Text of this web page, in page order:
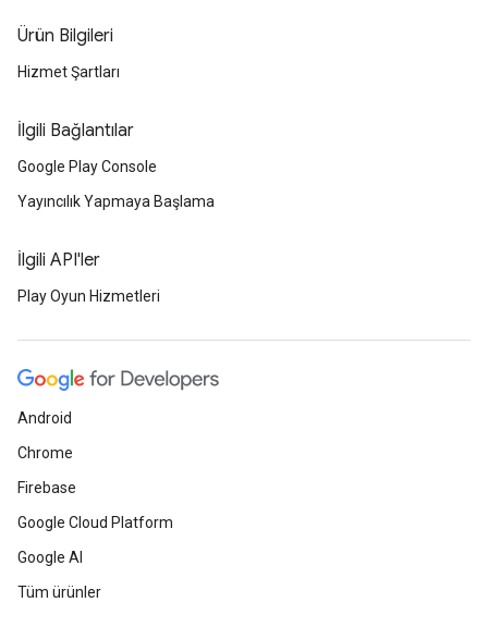
Ürün Bilgileri
Hizmet Şartları
İlgili Bağlantılar
Google Play Console
Yayıncılık Yapmaya Başlama
İlgili API'ler
Play Oyun Hizmetleri
Android
Chrome
Firebase
Google Cloud Platform
Google AI
Tüm ürünler